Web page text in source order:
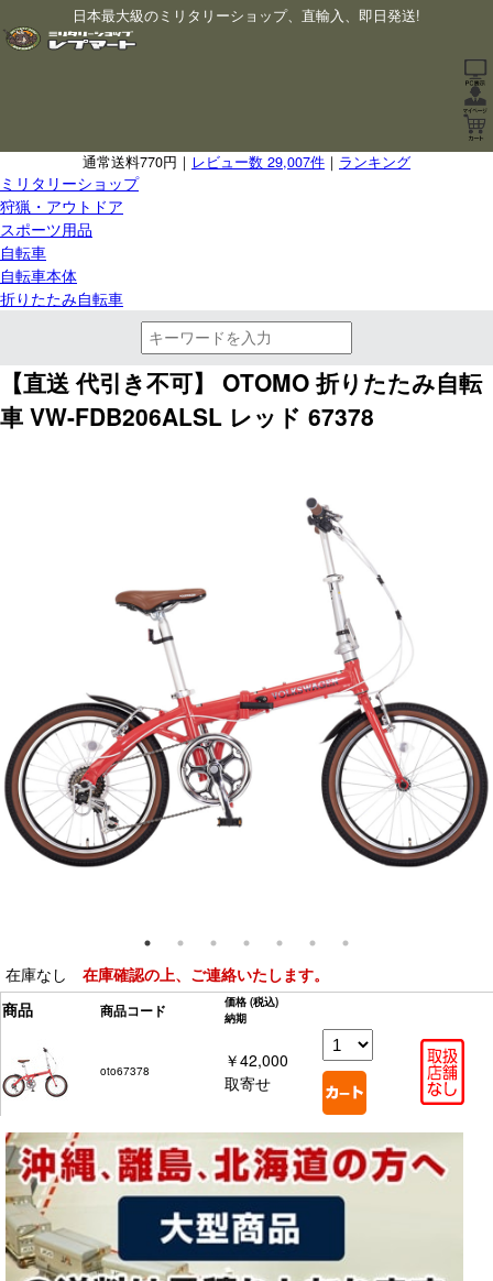
日本最大級のミリタリーショップ、直輸入、即日発送!
通常送料770円｜ レビュー数 29,007件 ｜ ランキング
ミリタリーショップ
狩猟・アウトドア
スポーツ用品
自転車
自転車本体
折りたたみ自転車
【直送 代引き不可】 OTOMO 折りたたみ自転
車 VW-FDB206ALSL レッド 67378
在庫なし 在庫確認の上、ご連絡いたします。
商品
商品コード 価格 (税込)
納期
oto67378
￥42,000
取寄せ